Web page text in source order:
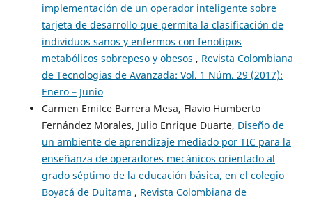
implementación de un operador inteligente sobre
tarjeta de desarrollo que permita la clasificación de
individuos sanos y enfermos con fenotipos
metabólicos sobrepeso y obesos , Revista Colombiana
de Tecnologias de Avanzada: Vol. 1 Núm. 29 (2017):
Enero – Junio
Carmen Emilce Barrera Mesa, Flavio Humberto
Fernández Morales, Julio Enrique Duarte, Diseño de
un ambiente de aprendizaje mediado por TIC para la
enseñanza de operadores mecánicos orientado al
grado séptimo de la educación básica, en el colegio
Boyacá de Duitama , Revista Colombiana de